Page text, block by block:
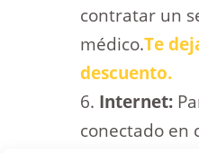
contratar un
médico.Te
descuento.
Internet:
conectado en